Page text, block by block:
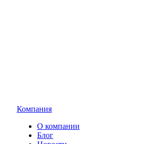
Компания
О компании
Блог